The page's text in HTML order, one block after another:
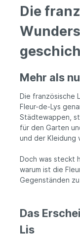
Die
Mehr als
Die französische
Fleur-de-Lys
Städtewappen,
für den Garten
und der Kleidung
Doch was steckt
warum ist die
Gegenständen
Das
Lis